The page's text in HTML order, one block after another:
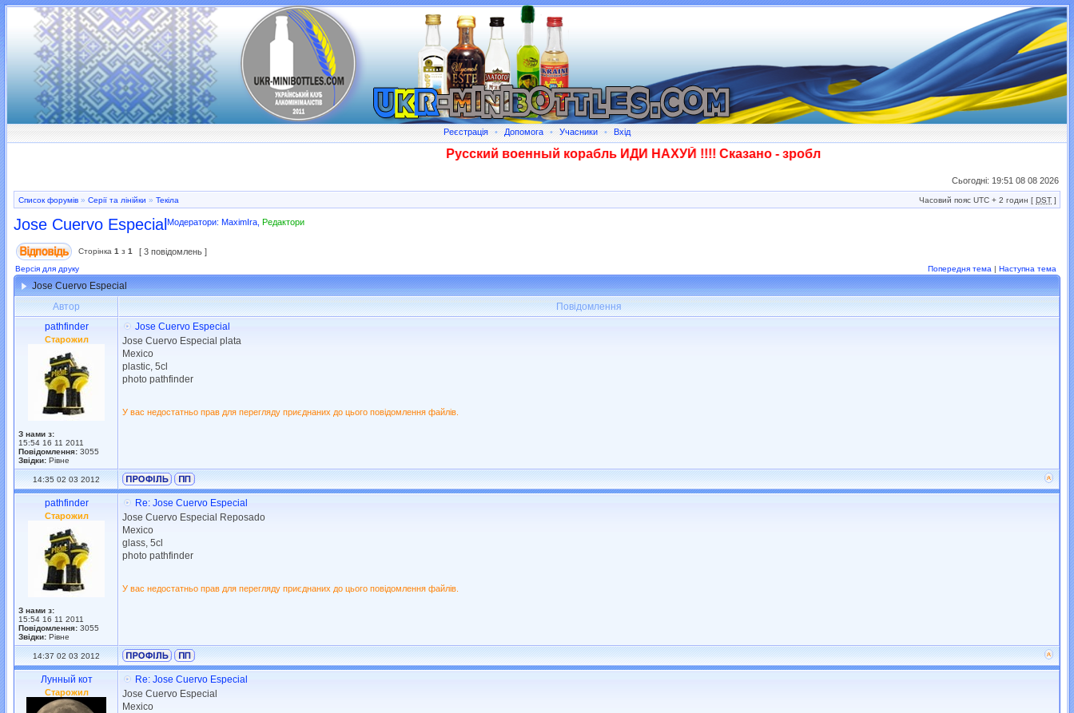
Реєстрація • Допомога • Учасники • Вхід
Русский военный корабль ИДИ НАХУЙ !!!! Сказано - зроблено! Слава ЗСУ!!!
Сьогодні: 19:51 08 08 2026
Список форумів » Серії та лінійки » Текіла Часовий пояс UTC + 2 годин [ DST ]
Jose Cuervo Especial Модератори: MaximIra Редактори
Сторінка 1 з 1 [ 3 повідомлень ]
Версія для друку Попередня тема | Наступна тема
Jose Cuervo Especial
Автор
Повідомлення
pathfinder
Старожил
З нами з:
15:54 16 11 2011
Повідомлення: 3055
Звідки: Рівне
Jose Cuervo Especial
Jose Cuervo Especial plata
Mexico
plastic, 5cl
photo pathfinder
У вас недостатньо прав для перегляду приєднаних до цього повідомлення файлів.
14:35 02 03 2012
pathfinder
Старожил
З нами з:
15:54 16 11 2011
Повідомлення: 3055
Звідки: Рівне
Re: Jose Cuervo Especial
Jose Cuervo Especial Reposado
Mexico
glass, 5cl
photo pathfinder
У вас недостатньо прав для перегляду приєднаних до цього повідомлення файлів.
14:37 02 03 2012
Лунный кот
Старожил
Re: Jose Cuervo Especial
Jose Cuervo Especial
Mexico